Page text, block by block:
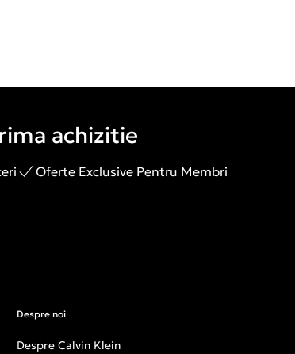
achizitie
Oferte Exclusive Pentru Membri
Despre noi
Despre Calvin Klein